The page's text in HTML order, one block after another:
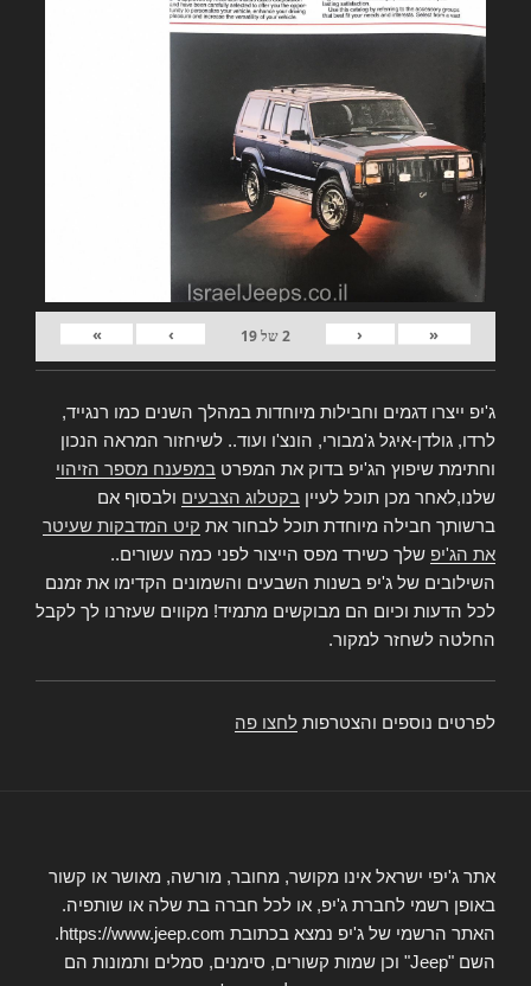
«
‹
2של19
›
»
ג'יפ ייצרו דגמים וחבילות מיוחדות במהלך השנים כמו רנגייד,
לרדו, גולדן-איגל ג'מבורי, הונצ'ו ועוד.. לשיחזור המראה הנכון
וחתימת שיפוץ הג'יפ בדוק את המפרט במפענח מספר הזיהוי
שלנו,לאחר מכן תוכל לעיין בקטלוג הצבעים ולבסוף אם
ברשותך חבילה מיוחדת תוכל לבחור את קיט המדבקות שעיטר
את הג'יפ שלך כשירד מפס הייצור לפני כמה עשורים..
השילובים של ג'יפ בשנות השבעים והשמונים הקדימו את זמנם
לכל הדעות וכיום הם מבוקשים מתמיד! מקווים שעזרנו לך לקבל
החלטה לשחזר למקור.
לפרטים נוספים והצטרפות לחצו פה
אתר ג'יפי ישראל אינו מקושר, מחובר, מורשה, מאושר או קשור
באופן רשמי לחברת ג'יפ, או לכל חברה בת שלה או שותפיה.
האתר הרשמי של ג'יפ נמצא בכתובת https://www.jeep.com.
השם "Jeep" וכן שמות קשורים, סימנים, סמלים ותמונות הם